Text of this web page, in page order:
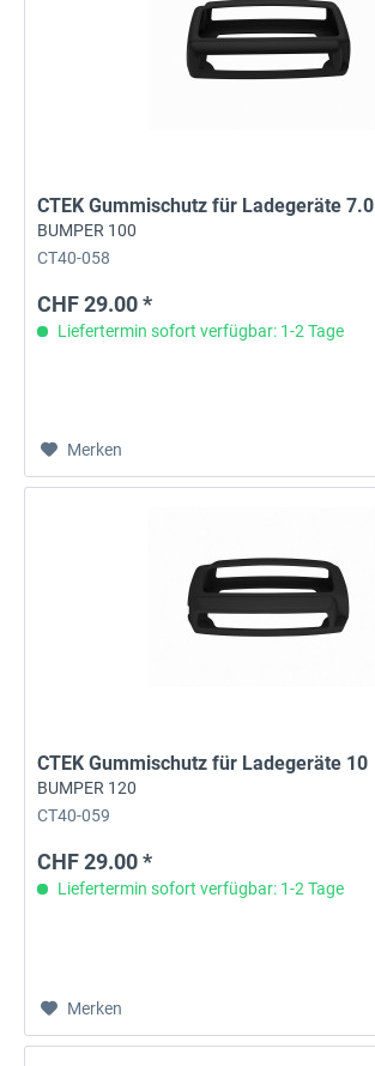
CTEK Gummischutz für Ladegeräte 7.0
BUMPER 100
CT40-058
CHF 29.00 *
Liefertermin sofort verfügbar: 1-2 Tage
Merken
CTEK Gummischutz für Ladegeräte 10
BUMPER 120
CT40-059
CHF 29.00 *
Liefertermin sofort verfügbar: 1-2 Tage
Merken